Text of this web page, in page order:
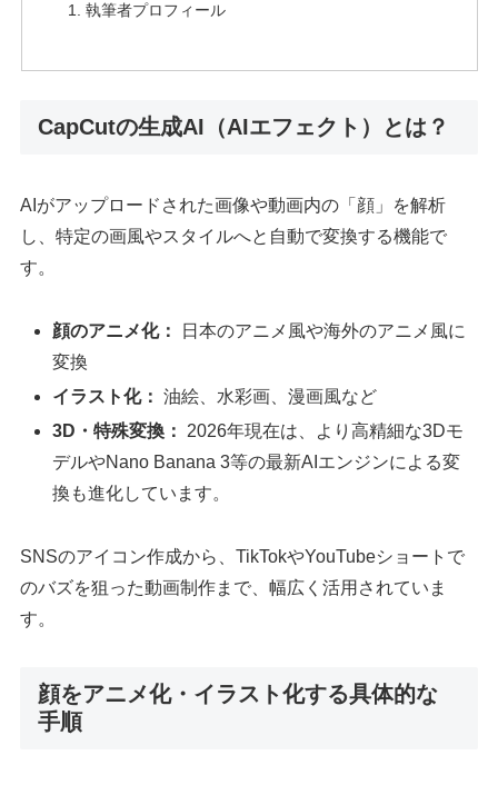
執筆者プロフィール
CapCutの生成AI（AIエフェクト）とは？
AIがアップロードされた画像や動画内の「顔」を解析
し、特定の画風やスタイルへと自動で変換する機能で
す。
顔のアニメ化：
日本のアニメ風や海外のアニメ風に
変換
イラスト化： 油絵、水彩画、漫画風など
3D・特殊変換：
2026年現在は、より高精細な3Dモ
デルやNano Banana 3等の最新AIエンジンによる変
換も進化しています。
SNSのアイコン作成から、TikTokやYouTubeショートで
のバズを狙った動画制作まで、幅広く活用されていま
す。
顔をアニメ化・イラスト化する具体的な
手順